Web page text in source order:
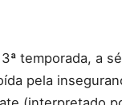
temporada, a
pela